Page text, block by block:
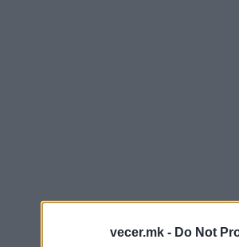
vecer.mk - Do Not